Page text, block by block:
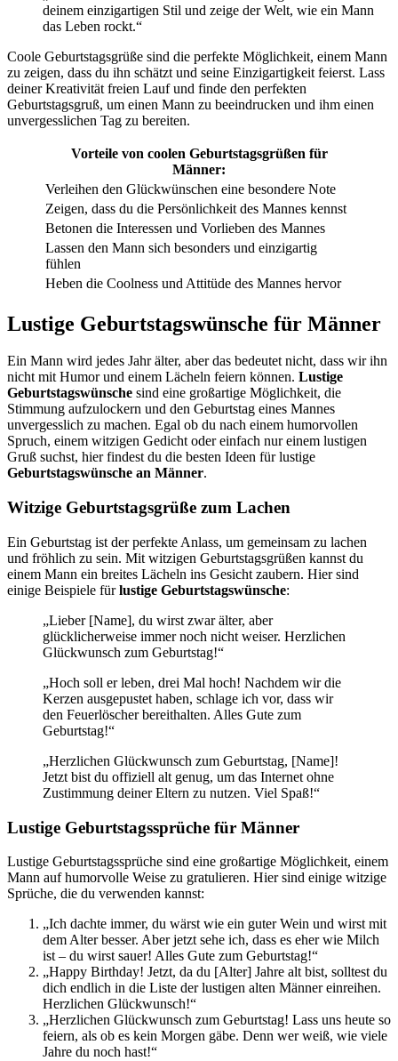
deinem einzigartigen Stil und zeige der Welt, wie ein Mann
das Leben rockt.“
Coole Geburtstagsgrüße sind die perfekte Möglichkeit, einem Mann
zu zeigen, dass du ihn schätzt und seine Einzigartigkeit feierst. Lass
deiner Kreativität freien Lauf und finde den perfekten
Geburtstagsgruß, um einen Mann zu beeindrucken und ihm einen
unvergesslichen Tag zu bereiten.
Vorteile von coolen Geburtstagsgrüßen für
Männer:
Verleihen den Glückwünschen eine besondere Note
Zeigen, dass du die Persönlichkeit des Mannes kennst
Betonen die Interessen und Vorlieben des Mannes
Lassen den Mann sich besonders und einzigartig
fühlen
Heben die Coolness und Attitüde des Mannes hervor
Lustige Geburtstagswünsche für Männer
Ein Mann wird jedes Jahr älter, aber das bedeutet nicht, dass wir ihn
nicht mit Humor und einem Lächeln feiern können. Lustige
Geburtstagswünsche sind eine großartige Möglichkeit, die
Stimmung aufzulockern und den Geburtstag eines Mannes
unvergesslich zu machen. Egal ob du nach einem humorvollen
Spruch, einem witzigen Gedicht oder einfach nur einem lustigen
Gruß suchst, hier findest du die besten Ideen für lustige
Geburtstagswünsche an Männer.
Witzige Geburtstagsgrüße zum Lachen
Ein Geburtstag ist der perfekte Anlass, um gemeinsam zu lachen
und fröhlich zu sein. Mit witzigen Geburtstagsgrüßen kannst du
einem Mann ein breites Lächeln ins Gesicht zaubern. Hier sind
einige Beispiele fürlustige Geburtstagswünsche:
„Lieber [Name], du wirst zwar älter, aber
glücklicherweise immer noch nicht weiser. Herzlichen
Glückwunsch zum Geburtstag!“
„Hoch soll er leben, drei Mal hoch! Nachdem wir die
Kerzen ausgepustet haben, schlage ich vor, dass wir
den Feuerlöscher bereithalten. Alles Gute zum
Geburtstag!“
„Herzlichen Glückwunsch zum Geburtstag, [Name]!
Jetzt bist du offiziell alt genug, um das Internet ohne
Zustimmung deiner Eltern zu nutzen. Viel Spaß!“
Lustige Geburtstagssprüche für Männer
Lustige Geburtstagssprüche sind eine großartige Möglichkeit, einem
Mann auf humorvolle Weise zu gratulieren. Hier sind einige witzige
Sprüche, die du verwenden kannst:
„Ich dachte immer, du wärst wie ein guter Wein und wirst mit
dem Alter besser. Aber jetzt sehe ich, dass es eher wie Milch
ist – du wirst sauer! Alles Gute zum Geburtstag!“
„Happy Birthday! Jetzt, da du [Alter] Jahre alt bist, solltest du
dich endlich in die Liste der lustigen alten Männer einreihen.
Herzlichen Glückwunsch!“
„Herzlichen Glückwunsch zum Geburtstag! Lass uns heute so
feiern, als ob es kein Morgen gäbe. Denn wer weiß, wie viele
Jahre du noch hast!“